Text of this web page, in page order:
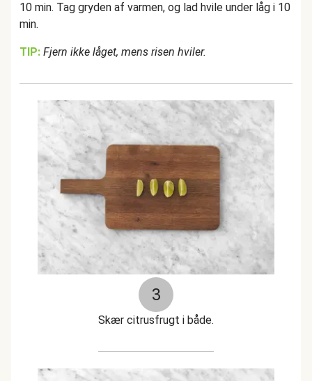
10 min. Tag gryden af varmen, og lad hvile under låg i 10
min.
TIP: Fjern ikke låget, mens risen hviler.
3
Skær citrusfrugt i både.